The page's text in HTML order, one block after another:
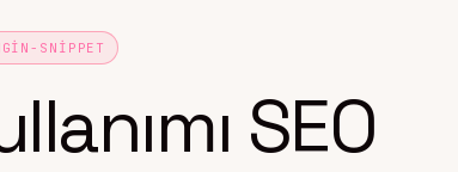
SNIPPET
SEO